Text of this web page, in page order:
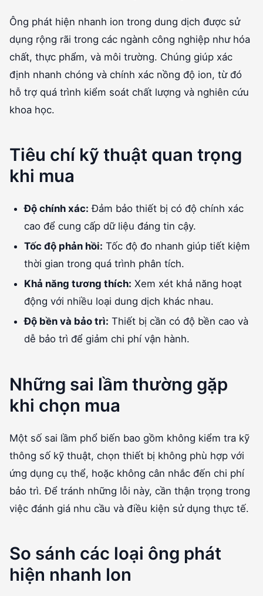
Ông phát hiện nhanh ion trong dung dịch được sử
dụng rộng rãi trong các ngành công nghiệp như hóa
chất, thực phẩm, và môi trường. Chúng giúp xác
định nhanh chóng và chính xác nồng độ ion, từ đó
hỗ trợ quá trình kiểm soát chất lượng và nghiên cứu
khoa học.
Tiêu chí kỹ thuật quan trọng
khi mua
Độ chính xác: Đảm bảo thiết bị có độ chính xác
cao để cung cấp dữ liệu đáng tin cậy.
Tốc độ phản hồi: Tốc độ đo nhanh giúp tiết kiệm
thời gian trong quá trình phân tích.
Khả năng tương thích: Xem xét khả năng hoạt
động với nhiều loại dung dịch khác nhau.
Độ bền và bảo trì: Thiết bị cần có độ bền cao và
dễ bảo trì để giảm chi phí vận hành.
Những sai lầm thường gặp
khi chọn mua
Một số sai lầm phổ biến bao gồm không kiểm tra kỹ
thông số kỹ thuật, chọn thiết bị không phù hợp với
ứng dụng cụ thể, hoặc không cân nhắc đến chi phí
bảo trì. Để tránh những lỗi này, cần thận trọng trong
việc đánh giá nhu cầu và điều kiện sử dụng thực tế.
So sánh các loại ông phát
hiện nhanh Ion